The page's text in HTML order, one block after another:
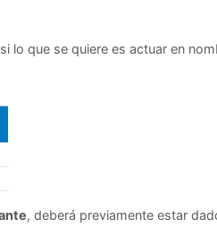
lo que se quiere es actuar en
, deberá previamente estar